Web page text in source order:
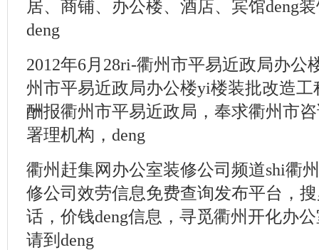
居、商铺、办公楼、酒店、宾馆deng
deng
2012年6月28ri-衢州市平易近政局办公
州市平易近政局办公楼yi楼装批改造
酬报衢州市平易近政局，奉求衢州市
署理机构，deng
衢州赶集网办公室装修公司频道shi衢
修公司效劳信息免费查询发布平台，
话，价钱deng信息，寻觅衢州开化办
请到deng